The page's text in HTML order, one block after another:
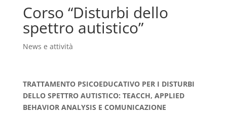
Corso “Disturbi dello
spettro autistico”
News e attività
TRATTAMENTO PSICOEDUCATIVO PER I DISTURBI
DELLO SPETTRO AUTISTICO: TEACCH, APPLIED
BEHAVIOR ANALYSIS E COMUNICAZIONE